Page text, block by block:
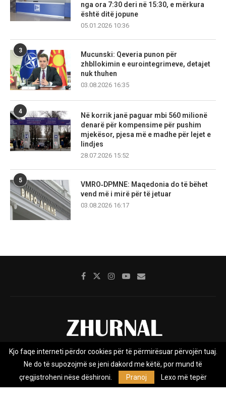
nga ora 7:30 deri në 15:30, e mërkura
është ditë jopune
05.01.2026 10:36
3
Mucunski: Qeveria punon për
zhbllokimin e eurointegrimeve, detajet
nuk thuhen
03.08.2026 16:35
4
Në korrik janë paguar mbi 560 milionë
denarë për kompensime për pushim
mjekësor, pjesa më e madhe për lejet e
lindjes
28.07.2026 15:52
5
VMRO‑DPMNE: Maqedonia do të bëhet
vend më i mirë për të jetuar
03.08.2026 16:17
Rreth nesh Impresumi Marketing
Privacy Policy
Zhurnal.mk është Agjenci e Lajmeve e pavarur, e themeluar në vitin
Kjo faqe interneti përdor cookies për të përmirësuar përvojën tuaj.
Ne do të supozojmë se jeni dakord me këtë, por mund të
çregjistroheni nëse dëshironi.
Pranoj Lexo më tepër